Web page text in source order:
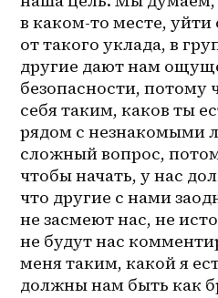
в каком-то месте, уйти
от такого уклада, в
другие дают нам
безопасности, потому
себя таким, каков ты
рядом с незнакомыми
сложный вопрос,
чтобы начать, у нас
что другие с нами
не засмеют нас, не
не будут нас
меня таким, какой я
должны нам быть как